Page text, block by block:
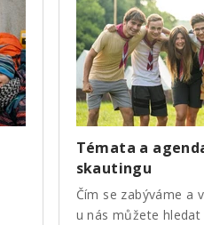
Témata a
skautingu
Čím se zabýváme a
u nás můžete hledat